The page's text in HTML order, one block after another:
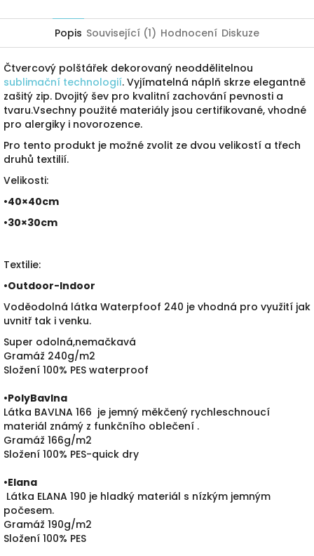
Popis Související (1) Hodnocení Diskuze
Čtvercový polštářek dekorovaný neoddělitelnou
sublimační technologií. Vyjímatelná náplň skrze elegantně
zašitý zip. Dvojitý šev pro kvalitní zachování pevnosti a
tvaru.Vsechny použité materiály jsou certifikované, vhodné
pro alergiky i novorozence.
Pro tento produkt je možné zvolit ze dvou velikostí a třech
druhů textilií.
Velikosti:
•40×40cm
•30×30cm
Textilie:
•Outdoor-Indoor
Voděodolná látka Waterpfoof 240 je vhodná pro využití jak
uvnitř tak i venku.
Super odolná,nemačkavá
Gramáž 240g/m2
Složení 100% PES waterproof
•PolyBavlna
Látka BAVLNA 166 je jemný měkčený rychleschnoucí
materiál známý z funkčního oblečení .
Gramáž 166g/m2
Složení 100% PES-quick dry
•Elana
Látka ELANA 190 je hladký materiál s nízkým jemným
počesem.
Gramáž 190g/m2
Složení 100% PES